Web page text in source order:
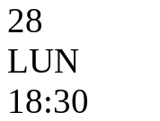
28
LUN
18:30